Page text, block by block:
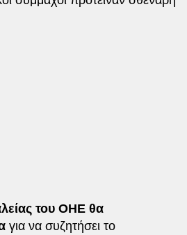
του ΟΗΕ θα
για να συζητήσει το